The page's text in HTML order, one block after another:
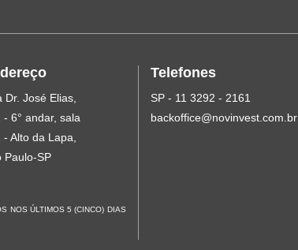
Dr. José Elias,
- 6° andar, sala
- Alto da Lapa,
Paulo-SP
NOS ÚLTIMOS 5 (CINCO) DIAS
Telefones
SP - 11 3292 - 2161
backoffice@novinvest.com.br